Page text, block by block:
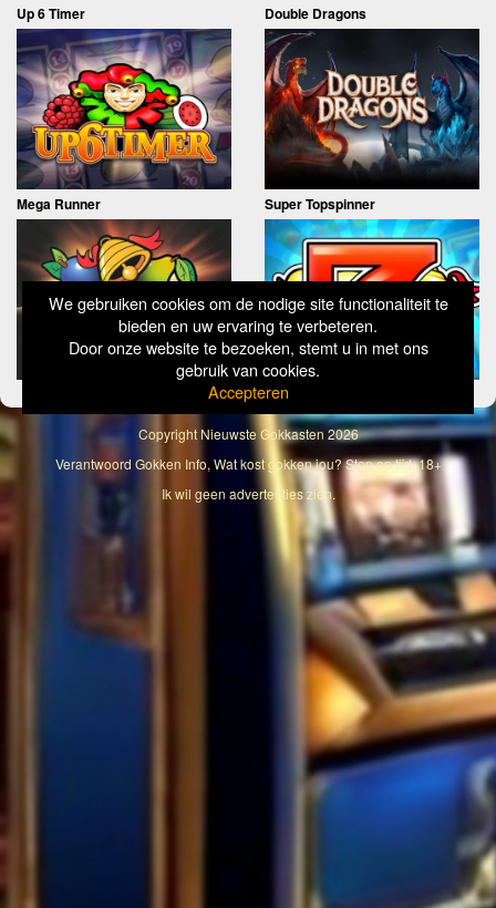
We gebruiken cookies om de nodige site functionaliteit te
bieden en uw ervaring te verbeteren.
Door onze website te bezoeken, stemt u in met ons
gebruik van cookies.
Accepteren
Up 6 Timer Double Dragons
Mega Runner Super Topspinner
Copyright Nieuwste Gokkasten2026
Verantwoord Gokken Info, Wat kost gokken jou? Stop op tijd, 18+
Ik wil geen advertenties zien.